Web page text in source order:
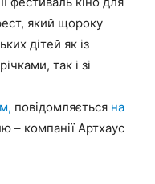
який щороку
дітей як із
так і зі
повідомляється на
– компанії Артхаус